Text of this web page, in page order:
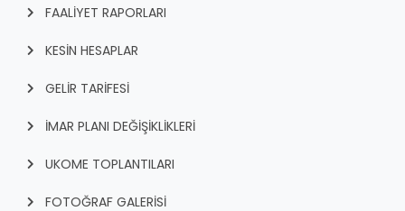
FAALİYET RAPORLARI
KESİN HESAPLAR
GELİR TARİFESİ
İMAR PLANI DEĞİŞİKLİKLERİ
UKOME TOPLANTILARI
FOTOĞRAF GALERİSİ